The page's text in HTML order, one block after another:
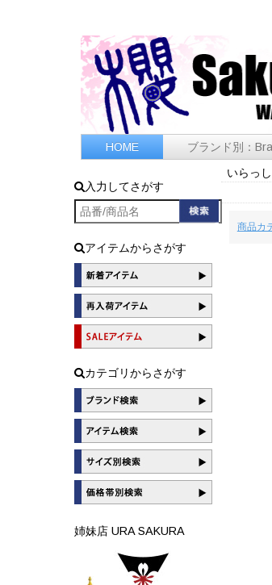
HOME ブランド別：
入力してさがす
アイテムからさがす
カテゴリからさがす
姉妹店 URA SAKURA
いらっ
商品カ